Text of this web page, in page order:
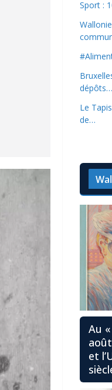
Sport :
dépôts…
Le
de…
Au
et